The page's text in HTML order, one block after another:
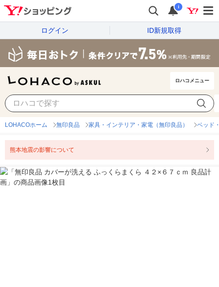
i
ログイン ID新規取得
ロハコメニュー
LOHACOホーム 無印良品 家具・インテリア・家電（無印良品） ベッド
熊本地震の影響について